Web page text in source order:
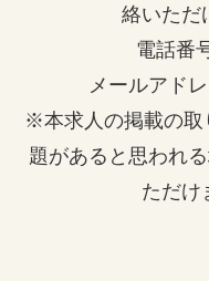
絡いただ
電話番
メールアド
※本求人の掲載の取
題があると思われ
ただけ